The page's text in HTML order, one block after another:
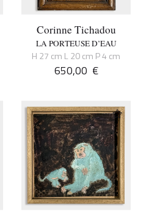
Corinne Tichadou
LA PORTEUSE D’EAU
H 27 cm L 20 cm P 4 cm
650,00 €